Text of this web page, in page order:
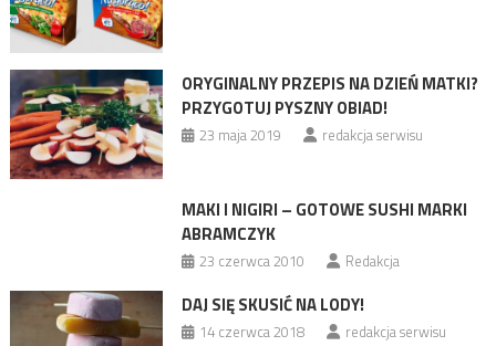
ORYGINALNY PRZEPIS NA DZIEŃ MATKI?
PRZYGOTUJ PYSZNY OBIAD!
23 maja 2019 redakcja serwisu
MAKI I NIGIRI – GOTOWE SUSHI MARKI
ABRAMCZYK
23 czerwca 2010 Redakcja
DAJ SIĘ SKUSIĆ NA LODY!
14 czerwca 2018 redakcja serwisu